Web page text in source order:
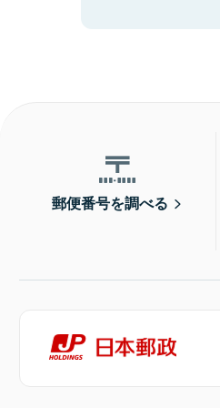
郵便番号を調べる